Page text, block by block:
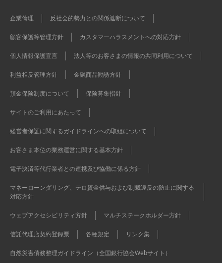
企業倫理 反社会的勢力との関係遮断について
顧客保護等管理方針 カスタマーハラスメントへの対応方針
個人情報保護宣言 法人等のお客さまの情報の共同利用について
利益相反管理方針 金融商品勧誘方針
預金保険制度について 保険募集指針
サイトのご利用にあたって
経営者保証に関するガイドラインへの取組について
お客さま本位の業務運営に関する基本方針
電子決済等代行業者との連携及び協働に係る方針
マネーローンダリング、テロ資金供与および制裁違反の防止に関する
対応方針
ウェブアクセシビリティ方針 マルチステークホルダー方針
信託代理店契約登録票 各種規定 リンク集
自然災害債務整理ガイドライン（全国銀行協会Webサイト）